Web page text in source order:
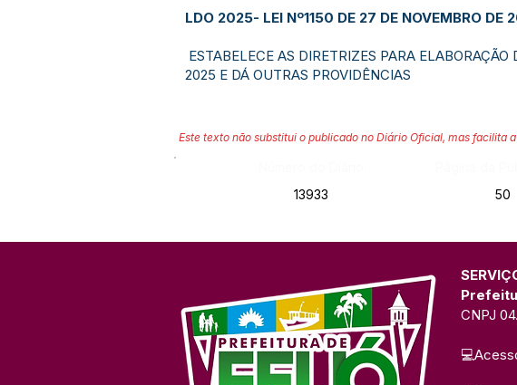
LDO 2025- LEI Nº1150 DE 27 DE NOVEMBRO DE
ESTABELECE AS DIRETRIZES PARA
2025 E DÁ OUTRAS PROVIDÊNCIAS
Este texto não substitui o publicado no Diário Oficial, mas facilita
13933
50
CNPJ